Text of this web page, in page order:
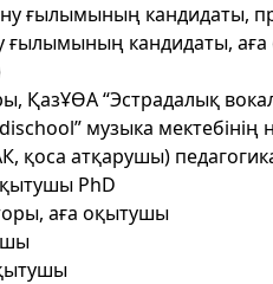
ғылымының кандидаты,
ғылымының кандидаты,
ҚазҰӨА “Эстрадалық
музыка
қоса атқарушы)
PhD
аға оқытушы